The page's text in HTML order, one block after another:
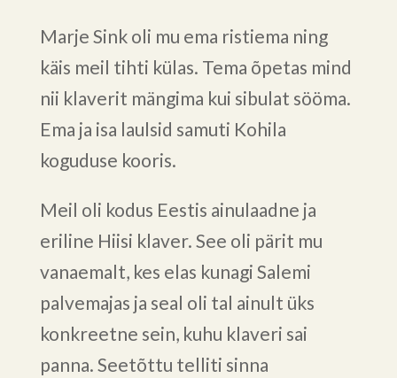
Marje Sink oli mu ema ristiema ning
käis meil tihti külas. Tema õpetas mind
nii klaverit mängima kui sibulat sööma.
Ema ja isa laulsid samuti Kohila
koguduse kooris.
Meil oli kodus Eestis ainulaadne ja
eriline Hiisi klaver. See oli pärit mu
vanaemalt, kes elas kunagi Salemi
palvemajas ja seal oli tal ainult üks
konkreetne sein, kuhu klaveri sai
panna. Seetõttu telliti sinna